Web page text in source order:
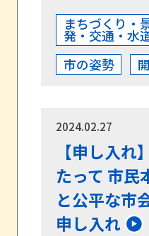
まちづくり・
発・交通・水
市の姿勢
2024.02.27
【申し入れ
たって 市民
と公平な市
申し入れ